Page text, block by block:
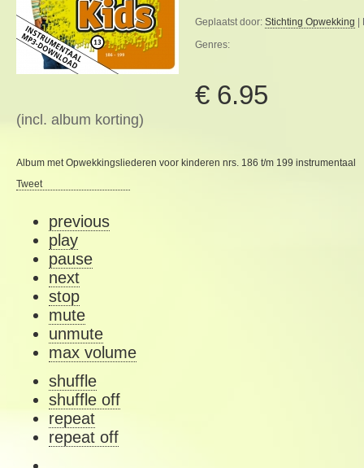
Geplaatst door: Stichting Opwekking
Genres:
€ 6.95
(incl. album korting)
Album met Opwekkingsliederen voor kinderen nrs. 186 t/m 199 instrumentaal
Tweet
previous
play
pause
next
stop
mute
unmute
max volume
shuffle
shuffle off
repeat
repeat off